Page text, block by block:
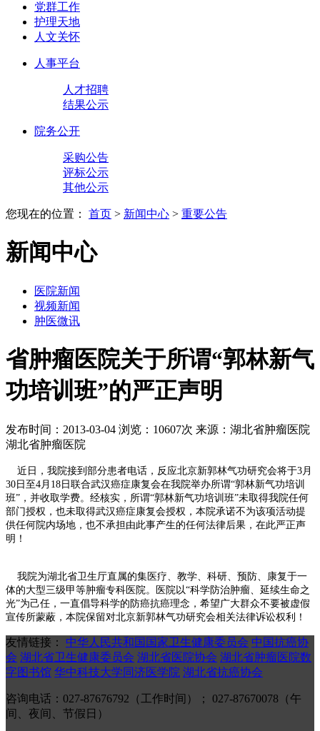
党群工作
护理天地
人文关怀
人事平台
人才招聘
结果公示
院务公开
采购公告
评标公示
其他公示
您现在的位置： 首页 > 新闻中心 > 重要公告
新闻中心
医院新闻
视频新闻
肿医微讯
省肿瘤医院关于所谓“郭林新气
功培训班”的严正声明
发布时间：2013-03-04 浏览：10607次 来源：湖北省肿瘤医院
湖北省肿瘤医院
近日，我院接到部分患者电话，反应北京新郭林气功研究会将于3月
30日至4月18日联合武汉癌症康复会在我院举办所谓“郭林新气功培训
班”，并收取学费。经核实，所谓“郭林新气功培训班”未取得我院任何
部门授权，也未取得武汉癌症康复会授权，本院承诺不为该项活动提
供任何院内场地，也不承担由此事产生的任何法律后果，在此严正声
明！
我院为湖北省卫生厅直属的集医疗、教学、科研、预防、康复于一
体的大型三级甲等肿瘤专科医院。医院以“科学防治肿瘤、延续生命之
光”为己任，一直倡导科学的防癌抗癌理念，希望广大群众不要被虚假
宣传所蒙蔽，本院保留对北京新郭林气功研究会相关法律诉讼权利！
友情链接： 中华人民共和国国家卫生健康委员会 中国抗癌协
会 湖北省卫生健康委员会 湖北省医院协会 湖北省肿瘤医院数
字图书馆 华中科技大学同济医学院 湖北省抗癌协会
咨询电话：027-87676792（工作时间）； 027-87670078（午
间、夜间、节假日）